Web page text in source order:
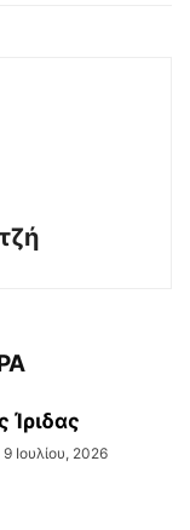
Ίριδας
9 Ιουλίου, 2026